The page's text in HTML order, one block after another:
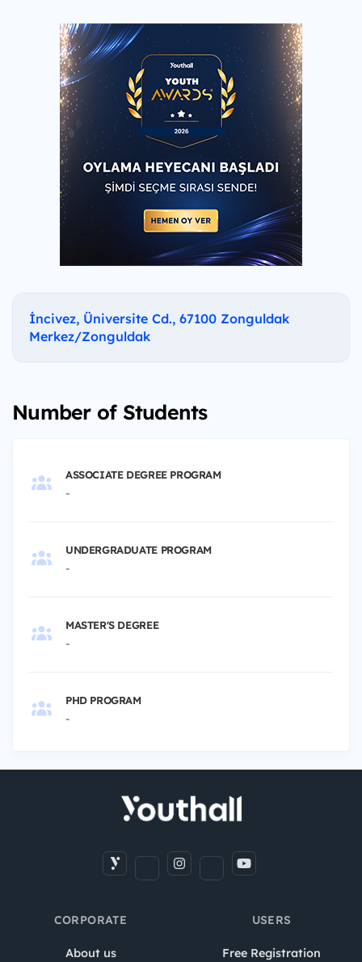
İncivez, Üniversite Cd., 67100 Zonguldak
Merkez/Zonguldak
Number of Students
ASSOCIATE DEGREE PROGRAM
-
UNDERGRADUATE PROGRAM
-
MASTER'S DEGREE
-
PHD PROGRAM
-
CORPORATE
About us
USERS
Free Registration